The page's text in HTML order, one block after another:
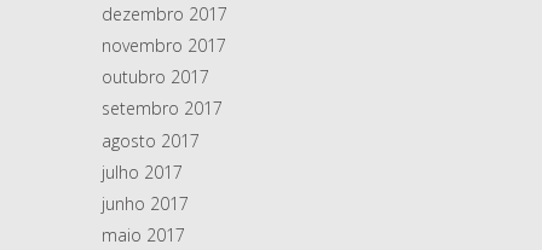
dezembro 2017
novembro 2017
outubro 2017
setembro 2017
agosto 2017
julho 2017
junho 2017
maio 2017